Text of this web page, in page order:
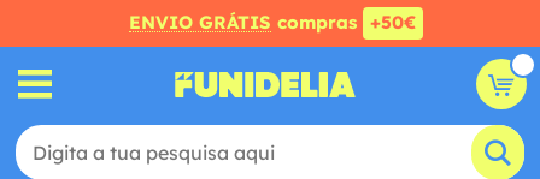
ENVIO GRÁTIS compras +50€